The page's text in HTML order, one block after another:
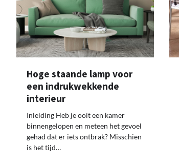
Hoge staande lamp voor
een indrukwekkende
interieur
Inleiding Heb je ooit een kamer
binnengelopen en meteen het gevoel
gehad dat er iets ontbrak? Misschien
is het tijd…